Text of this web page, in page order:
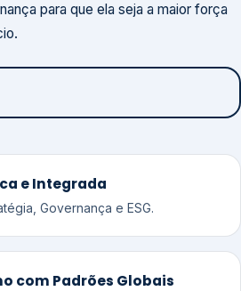
para que ela seja a maior força
e Integrada
Governança e ESG.
com Padrões Globais